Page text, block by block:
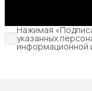
Нажимая
указанных
информационной